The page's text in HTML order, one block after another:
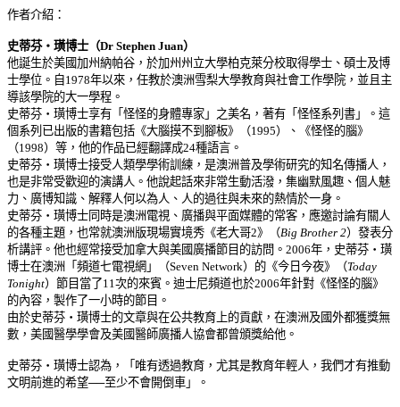
作者介紹：
史蒂芬‧璜博士（Dr Stephen Juan）
他誕生於美國加州納帕谷，於加州州立大學柏克萊分校取得學士、碩士及博
士學位。自1978年以來，任教於澳洲雪梨大學教育與社會工作學院，並且主
導該學院的大一學程。
史蒂芬 ‧璜博士享有「怪怪的身體專家」之美名，著有「怪怪系列書」。這
個系列已出版的書籍包括《大腦摸不到腳板》（1995）、《怪怪的腦》
（1998）等，他的作品已經翻譯成24種語言。
史蒂芬 ‧璜博士接受人類學學術訓練，是澳洲普及學術研究的知名傳播人，
也是非常受歡迎的演講人。他說起話來非常生動活潑，集幽默風趣、個人魅
力、廣博知識、解釋人何以為人、人的過往與未來的熱情於一身。
史蒂芬‧璜博士同時是澳洲電視、廣播與平面媒體的常客，應邀討論有關人
的各種主題，也常就澳洲版現場實境秀《老大哥2》（Big Brother 2）發表分
析講評。他也經常接受加拿大與美國廣播節目的訪問。2006年，史蒂芬 ‧璜
博士在澳洲「頻道七電視網」（Seven Network）的《今日今夜》（Today
Tonight）節目當了11次的來賓。迪士尼頻道也於2006年針對《怪怪的腦》
的內容，製作了一小時的節目。
由於史蒂芬 ‧璜博士的文章與在公共教育上的貢獻，在澳洲及國外都獲獎無
數，美國醫學學會及美國醫師廣播人協會都曾頒獎給他。
史蒂芬 ‧璜博士認為，「唯有透過教育，尤其是教育年輕人，我們才有推動
文明前進的希望──至少不會開倒車」。